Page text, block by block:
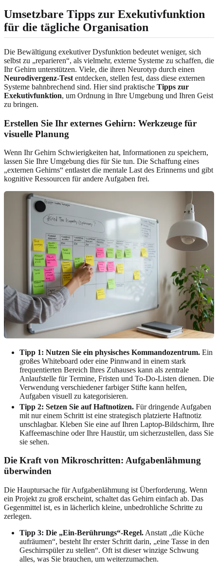
Umsetzbare Tipps zur Exekutivfunktion
für die tägliche Organisation
Die Bewältigung exekutiver Dysfunktion bedeutet weniger, sich
selbst zu „reparieren“, als vielmehr, externe Systeme zu schaffen, die
Ihr Gehirn unterstützen. Viele, die ihren Neurotyp durch einen
Neurodivergenz-Test entdecken, stellen fest, dass diese externen
Systeme bahnbrechend sind. Hier sind praktische Tipps zur
Exekutivfunktion, um Ordnung in Ihre Umgebung und Ihren Geist
zu bringen.
Erstellen Sie Ihr externes Gehirn: Werkzeuge für
visuelle Planung
Wenn Ihr Gehirn Schwierigkeiten hat, Informationen zu speichern,
lassen Sie Ihre Umgebung dies für Sie tun. Die Schaffung eines
„externen Gehirns“ entlastet die mentale Last des Erinnerns und gibt
kognitive Ressourcen für andere Aufgaben frei.
Tipp 1: Nutzen Sie ein physisches Kommandozentrum. Ein
großes Whiteboard oder eine Pinnwand in einem stark
frequentierten Bereich Ihres Zuhauses kann als zentrale
Anlaufstelle für Termine, Fristen und To-Do-Listen dienen. Die
Verwendung verschiedener farbiger Stifte kann helfen,
Aufgaben visuell zu kategorisieren.
Tipp 2: Setzen Sie auf Haftnotizen. Für dringende Aufgaben
mit nur einem Schritt ist eine strategisch platzierte Haftnotiz
unschlagbar. Kleben Sie eine auf Ihren Laptop-Bildschirm, Ihre
Kaffeemaschine oder Ihre Haustür, um sicherzustellen, dass Sie
sie sehen.
Die Kraft von Mikroschritten: Aufgabenlähmung
überwinden
Die Hauptursache für Aufgabenlähmung ist Überforderung. Wenn
ein Projekt zu groß erscheint, schaltet das Gehirn einfach ab. Das
Gegenmittel ist, es in lächerlich kleine, unbedrohliche Schritte zu
zerlegen.
Tipp 3: Die „Ein-Berührungs“-Regel. Anstatt „die Küche
aufräumen“, besteht Ihr erster Schritt darin, „eine Tasse in den
Geschirrspüler zu stellen“. Oft ist dieser winzige Schwung
alles, was Sie brauchen, um weiterzumachen.